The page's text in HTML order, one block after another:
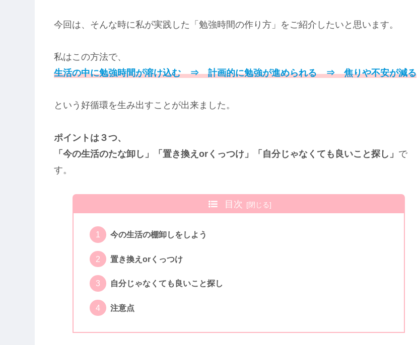
今回は、そんな時に私が実践した「勉強時間の作り方」をご紹介したいと思います。
私はこの方法で、
生活の中に勉強時間が溶け込む ⇒ 計画的に勉強が進められる ⇒ 焦りや不安が減る
という好循環を生み出すことが出来ました。
ポイントは３つ、
「今の生活のたな卸し」「置き換えorくっつけ」「自分じゃなくても良いこと探し」 で
す。
目次
今の生活の棚卸しをしよう
置き換えorくっつけ
自分じゃなくても良いこと探し
注意点